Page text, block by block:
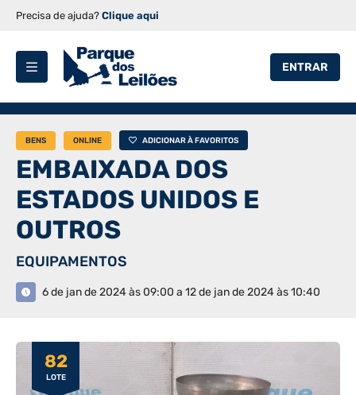
Precisa de ajuda? Clique aqui
ENTRAR
BENS ONLINE ADICIONAR À FAVORITOS
EMBAIXADA DOS
ESTADOS UNIDOS E
OUTROS
EQUIPAMENTOS
6 de jan de 2024 às 09:00 a 12 de jan de 2024 às 10:40
82
LOTE